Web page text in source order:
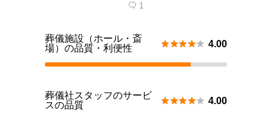
 1
葬儀施設（ホール・斎
場）の品質・利便性
 4.00
葬儀社スタッフのサービ
スの品質
 4.00